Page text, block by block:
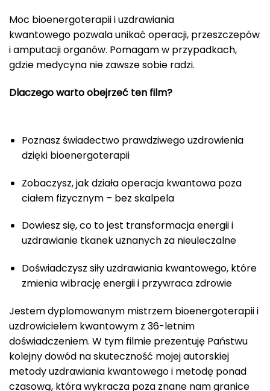
Moc bioenergoterapii i uzdrawiania
kwantowego pozwala unikać operacji, przeszczepów
i amputacji organów. Pomagam w przypadkach,
gdzie medycyna nie zawsze sobie radzi.
Dlaczego warto obejrzeć ten film?
Poznasz świadectwo prawdziwego uzdrowienia
dzięki bioenergoterapii
Zobaczysz, jak działa operacja kwantowa poza
ciałem fizycznym – bez skalpela
Dowiesz się, co to jest transformacja energii i
uzdrawianie tkanek uznanych za nieuleczalne
Doświadczysz siły uzdrawiania kwantowego, które
zmienia wibrację energii i przywraca zdrowie
Jestem dyplomowanym mistrzem bioenergoterapii i
uzdrowicielem kwantowym z 36-letnim
doświadczeniem. W tym filmie prezentuję Państwu
kolejny dowód na skuteczność mojej autorskiej
metody uzdrawiania kwantowego i metodę ponad
czasową, która wykracza poza znane nam granice